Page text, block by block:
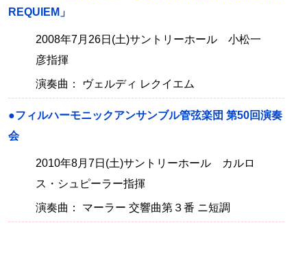
REQUIEM」
2008年7月26日(土)サントリーホール 小松一
彦指揮
演奏曲： ヴェルディ レクイエム
●フィルハーモニックアンサンブル管弦楽団 第50回演奏
会
2010年8月7日(土)サントリーホール カルロ
ス・シュピーラー指揮
演奏曲： マーラー 交響曲第３番 ニ短調